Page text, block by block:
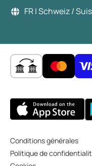
FR | Schweiz /
Conditions générales
Politique de